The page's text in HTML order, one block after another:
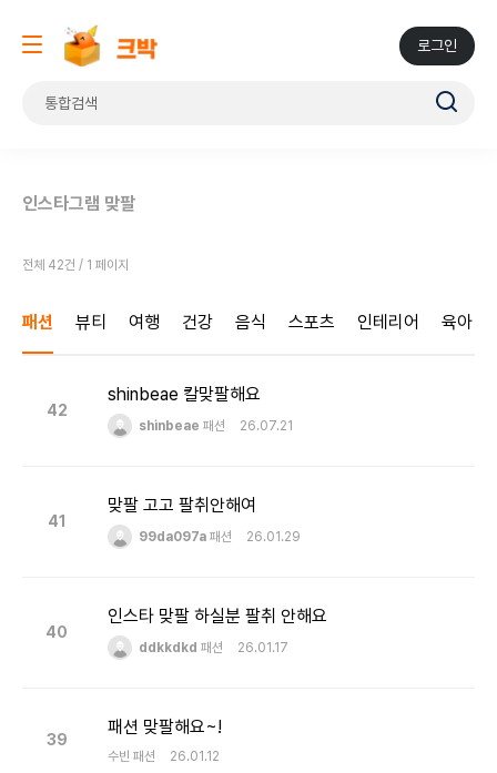
로그인
인스타그램 맞팔
전체 42건 / 1 페이지
패션 뷰티 여행 건강 음식 스포츠 인테리어 육아
42
shinbeae 칼맞팔해요
shinbeae 패션 26.07.21
41
맞팔 고고 팔취안해여
99da097a 패션 26.01.29
40
인스타 맞팔 하실분 팔취 안해요
ddkkdkd 패션 26.01.17
39
패션 맞팔해요~!
수빈 패션 26.01.12